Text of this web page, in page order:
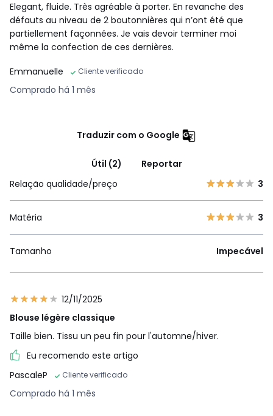
Elegant, fluide. Très agréable à porter. En revanche des
défauts au niveau de 2 boutonnières qui n’ont été que
partiellement façonnées. Je vais devoir terminer moi
même la confection de ces dernières.
Emmanuelle
Cliente verificado
Comprado há 1 mês
Traduzir com o Google
Útil (2)
Reportar
Relação qualidade/preço
3
Matéria 3
Tamanho Impecável
12/11/2025
Blouse légère classique
Taille bien. Tissu un peu fin pour l'automne/hiver.
Eu recomendo este artigo
PascaleP
Cliente verificado
Comprado há 1 mês